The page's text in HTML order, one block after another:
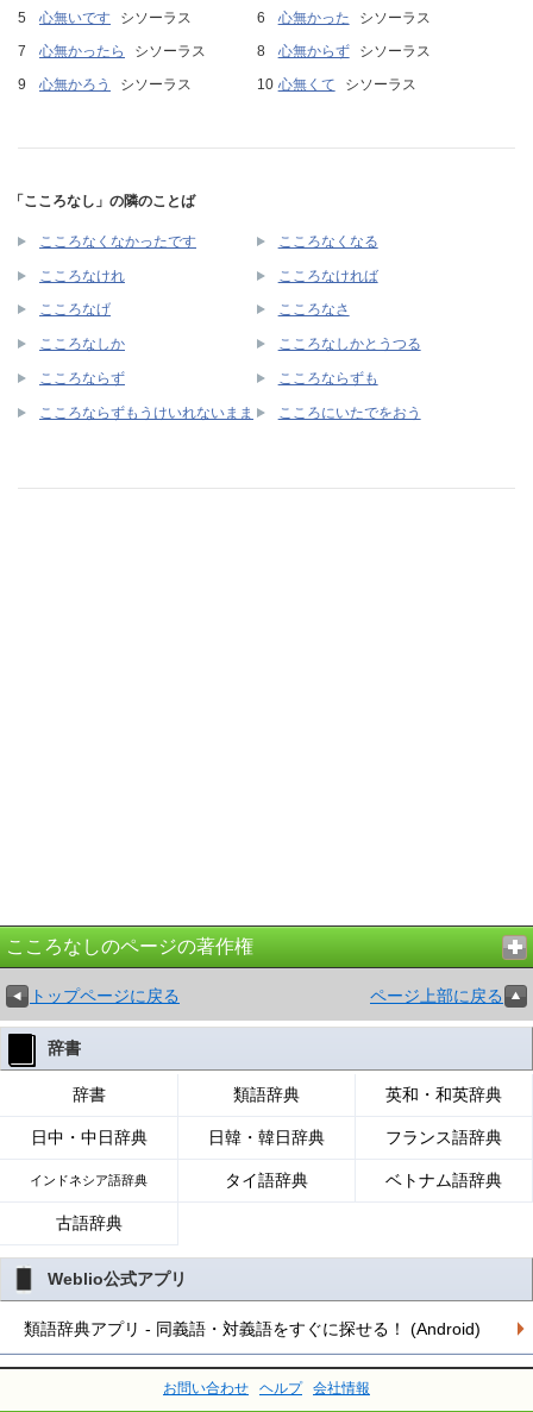
心無いです
シソーラス 心無かった
シソーラス
心無かったら
シソーラス 心無からず
シソーラス
心無かろう
シソーラス 心無くて シソーラス
「こころなし」の隣のことば
こころなくなかったです こころなくなる
こころなけれ こころなければ
こころなげ こころなさ
こころなしか こころなしかとうつる
こころならず こころならずも
こころならずもうけいれないまま こころにいたでをおう
こころなしのページの著作権
トップページに戻る ページ上部に戻る
辞書
辞書 類語辞典 英和・和英辞典
日中・中日辞典 日韓・韓日辞典 フランス語辞典
インドネシア語辞典 タイ語辞典 ベトナム語辞典
古語辞典
Weblio公式アプリ
類語辞典アプリ - 同義語・対義語をすぐに探せる！ (Android)
お問い合わせ ヘルプ 会社情報